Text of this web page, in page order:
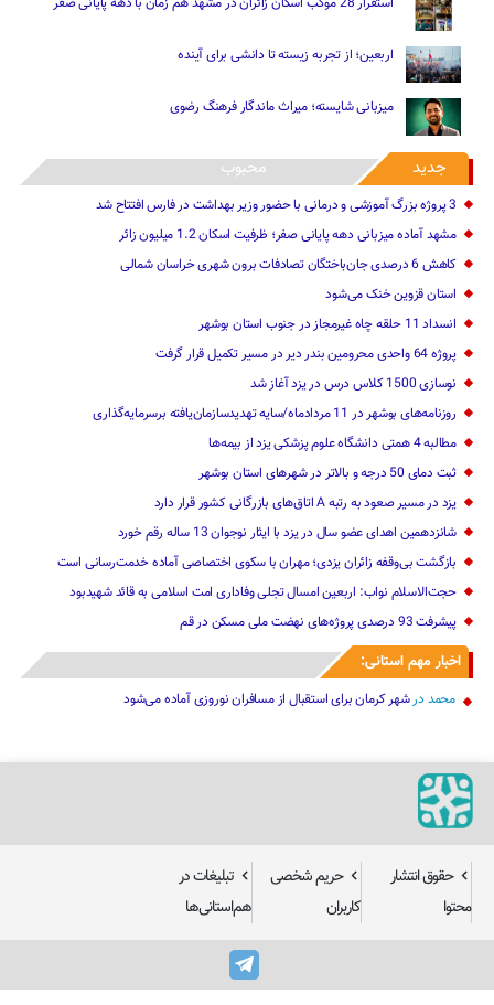
اربعین؛ از تجربه زیسته تا دانشی برای آینده
میزبانی شایسته؛ میراث ماندگار فرهنگ رضوی
جدید محبوب
3 پروژه بزرگ آموزشی و درمانی با حضور وزیر بهداشت در فارس افتتاح شد
مشهد آماده میزبانی دهه پایانی صفر؛ ظرفیت اسکان 1.2 میلیون زائر
کاهش 6 درصدی جان‌باختگان تصادفات برون شهری خراسان شمالی
استان قزوین خنک‌ می‌شود
انسداد 11 حلقه چاه غیرمجاز در جنوب استان بوشهر
پروژه 64 واحدی محرومین بندر دیر در مسیر تکمیل قرار گرفت
نوسازی 1500 کلاس درس در یزد آغاز شد
روزنامه‌های بوشهر در 11 مردادماه/سایه تهدیدسازمان‌یافته برسرمایه‌گذاری
مطالبه 4 همتی دانشگاه علوم پزشکی یزد از بیمه‌ها
ثبت دمای 50 درجه و بالاتر در شهرهای استان بوشهر
یزد در مسیر صعود به رتبه A اتاق‌های بازرگانی کشور قرار دارد
شانزدهمین اهدای عضو سال در یزد با ایثار نوجوان 13 ساله رقم خورد
بازگشت بی‌وقفه زائران یزدی؛ مهران با سکوی اختصاصی آماده خدمت‌رسانی است
حجت‌الاسلام نواب: اربعین امسال تجلی وفاداری امت اسلامی به قائد شهیدبود
پیشرفت 93 درصدی پروژه‌های نهضت ملی مسکن در قم
اخبار مهم استانی:
محمد درشهر کرمان برای استقبال از مسافران نوروزی آماده می‌شود
حقوق انتشار
محتوا
حریم شخصی
کاربران
تبلیغات در
هم‌استانی‌ها